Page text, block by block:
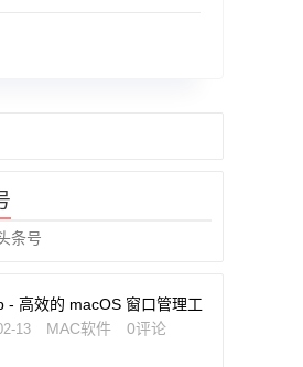
- 高效的 macOS 窗口管理工
13 MAC软件 0评论